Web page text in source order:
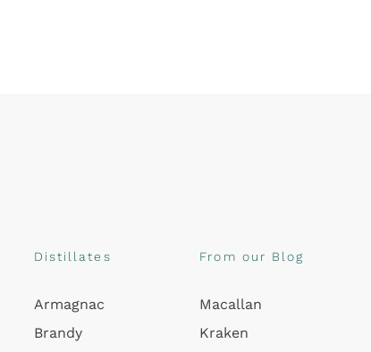
Distillates
Armagnac
Brandy
From our Blog
Macallan
Kraken